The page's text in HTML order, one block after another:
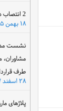
2 انتصاب در سازمان آب و برق خوزستان
۱۸ بهمن ۱۳۹۵
نشست
طرف
۲۸ اسفند ۱۳۹۷
پلاژهای